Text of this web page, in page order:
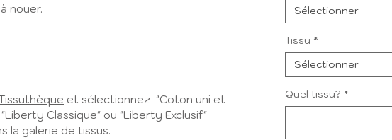
nouer.
et sélectionnez "Coton uni et
Classique" ou "Liberty Exclusif"
la galerie de tissus.
Sélectionner
Tissu *
Sélectionner
Quel tissu? *